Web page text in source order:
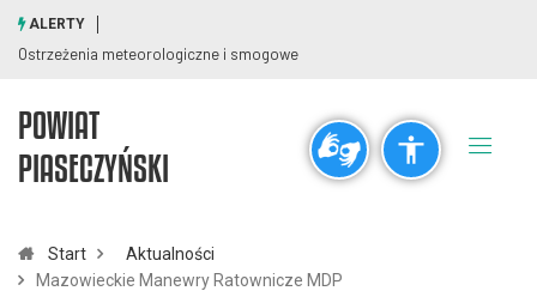
visibility_off title
Rozdzielczość
ALERTY
Ostrzeżenia meteorologiczne i smogowe
POWIAT
PIASECZYŃSKI
Start
Aktualności
Mazowieckie Manewry Ratownicze MDP